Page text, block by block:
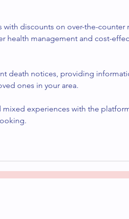
with discounts on over-the-counter
health management and cost-
death notices, providing
ones in your area.
mixed experiences with the